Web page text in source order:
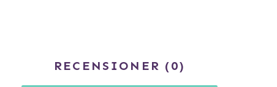
RECENSIONER 0